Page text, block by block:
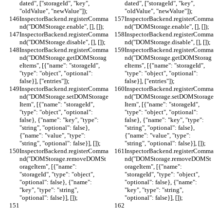
dated", ["storageId", "key",
"oldValue", "newValue"]);
dated", ["storageId", "key",
"oldValue", "newValue"]);
InspectorBackend.registerComma
nd("DOMStorage.enable", [], []);
InspectorBackend.registerComma
nd("DOMStorage.enable", [], []);
InspectorBackend.registerComma
nd("DOMStorage.disable", [], []);
InspectorBackend.registerComma
nd("DOMStorage.disable", [], []);
InspectorBackend.registerComma
nd("DOMStorage.getDOMStorag
eItems", [{"name": "storageId",
"type": "object", "optional":
false}], ["entries"]);
InspectorBackend.registerComma
nd("DOMStorage.getDOMStorag
eItems", [{"name": "storageId",
"type": "object", "optional":
false}], ["entries"]);
InspectorBackend.registerComma
nd("DOMStorage.setDOMStorage
Item", [{"name": "storageId",
"type": "object", "optional":
false}, {"name": "key", "type":
"string", "optional": false},
{"name": "value", "type":
"string", "optional": false}], []);
InspectorBackend.registerComma
nd("DOMStorage.setDOMStorage
Item", [{"name": "storageId",
"type": "object", "optional":
false}, {"name": "key", "type":
"string", "optional": false},
{"name": "value", "type":
"string", "optional": false}], []);
InspectorBackend.registerComma
nd("DOMStorage.removeDOMSt
orageItem", [{"name":
"storageId", "type": "object",
"optional": false}, {"name":
"key", "type": "string",
"optional": false}], []);
InspectorBackend.registerComma
nd("DOMStorage.removeDOMSt
orageItem", [{"name":
"storageId", "type": "object",
"optional": false}, {"name":
"key", "type": "string",
"optional": false}], []);